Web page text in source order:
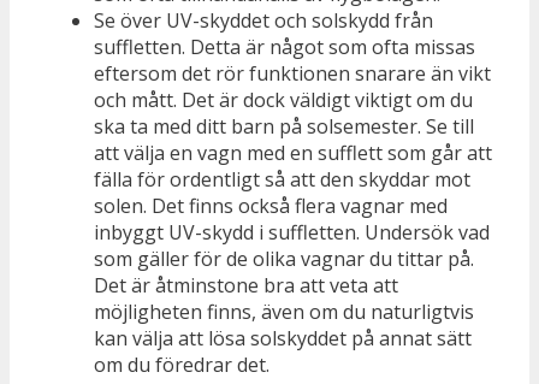
Se över UV-skyddet och solskydd från
suffletten. Detta är något som ofta missas
eftersom det rör funktionen snarare än vikt
och mått. Det är dock väldigt viktigt om du
ska ta med ditt barn på solsemester. Se till
att välja en vagn med en sufflett som går att
fälla för ordentligt så att den skyddar mot
solen. Det finns också flera vagnar med
inbyggt UV-skydd i suffletten. Undersök vad
som gäller för de olika vagnar du tittar på.
Det är åtminstone bra att veta att
möjligheten finns, även om du naturligtvis
kan välja att lösa solskyddet på annat sätt
om du föredrar det.